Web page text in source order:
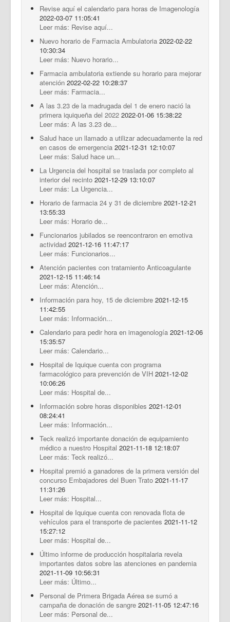
Revise aquí el calendario para horas de Imagenología
2022-03-07 11:05:41
Leer más: Revise aquí...
Nuevo horario de Farmacia Ambulatoria 2022-02-22
10:30:34
Leer más: Nuevo horario...
Farmacia ambulatoria extiende su horario para mejorar
atención 2022-02-22 10:28:37
Leer más: Farmacia...
A las 3.23 de la madrugada del 1 de enero nació la
primera iquiqueña del 2022 2022-01-06 15:38:22
Leer más: A las 3.23 de...
Salud hace un llamado a utilizar adecuadamente la red
en casos de emergencia 2021-12-31 12:10:07
Leer más: Salud hace un...
La Urgencia del hospital se traslada por completo al
interior del recinto 2021-12-29 13:10:07
Leer más: La Urgencia...
Horario de farmacia 24 y 31 de diciembre 2021-12-21
13:55:33
Leer más: Horario de...
Funcionarios jubilados se reencontraron en emotiva
actividad 2021-12-16 11:47:17
Leer más: Funcionarios...
Atención pacientes con tratamiento Anticoagulante
2021-12-15 11:46:14
Leer más: Atención...
Información para hoy, 15 de diciembre 2021-12-15
11:42:55
Leer más: Información...
Calendario para pedir hora en imagenología 2021-12-06
15:35:57
Leer más: Calendario...
Hospital de Iquique cuenta con programa
farmacológico para prevención de VIH 2021-12-02
10:06:26
Leer más: Hospital de...
Información sobre horas disponibles 2021-12-01
08:24:41
Leer más: Información...
Teck realizó importante donación de equipamiento
médico a nuestro Hospital 2021-11-18 12:18:07
Leer más: Teck realizó...
Hospital premió a ganadores de la primera versión del
concurso Embajadores del Buen Trato 2021-11-17
11:31:26
Leer más: Hospital...
Hospital de Iquique cuenta con renovada flota de
vehículos para el transporte de pacientes 2021-11-12
15:27:12
Leer más: Hospital de...
Último informe de producción hospitalaria revela
importantes datos sobre las atenciones en pandemia
2021-11-09 10:56:31
Leer más: Último...
Personal de Primera Brigada Aérea se sumó a
campaña de donación de sangre 2021-11-05 12:47:16
Leer más: Personal de...